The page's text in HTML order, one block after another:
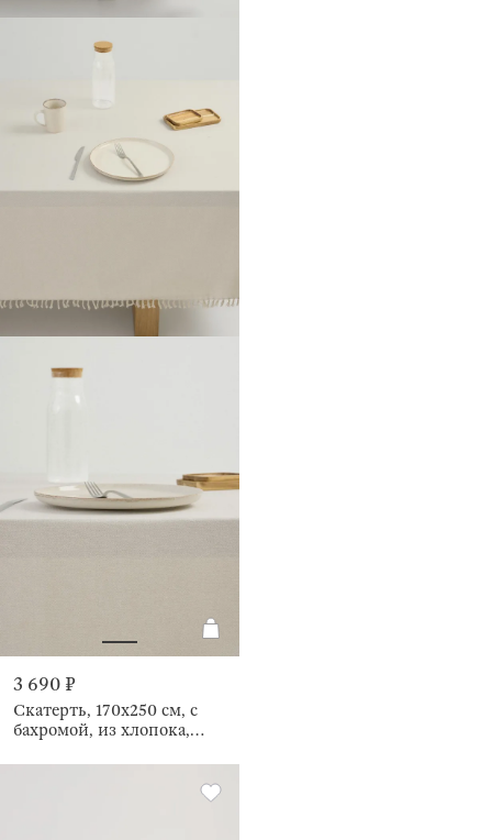
3 690 ₽
Скатерть, 170х250 см, с
бахромой, из хлопока,